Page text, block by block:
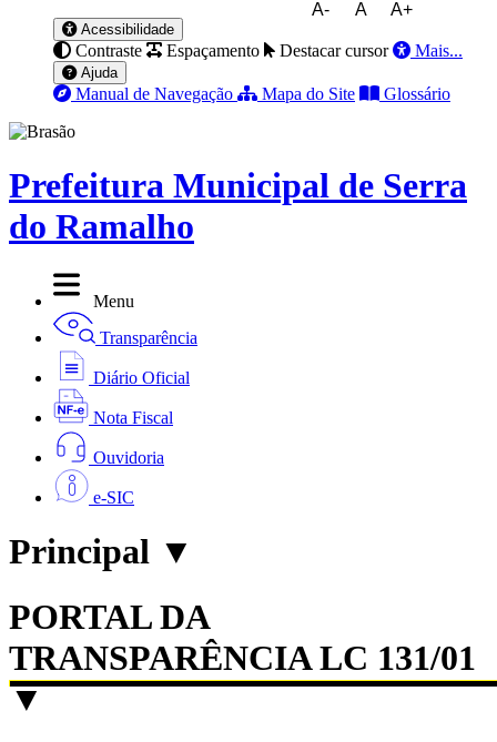
A- A A+
Acessibilidade
Contraste Espaçamento Destacar cursor Mais...
Ajuda
Manual de Navegação Mapa do Site Glossário
Prefeitura Municipal de Serra
do Ramalho
Menu
Transparência
Diário Oficial
Nota Fiscal
Ouvidoria
e-SIC
Principal ▼
PORTAL DA
TRANSPARÊNCIA LC 131/01
▼